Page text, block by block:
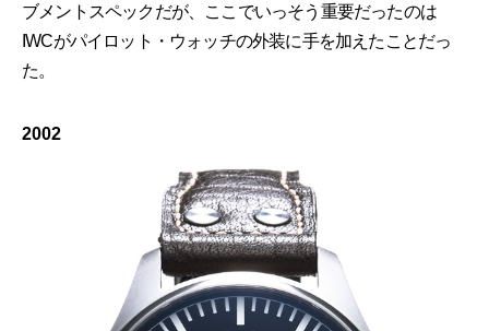
ブメントスペックだが、ここでいっそう重要だったのは
IWCがパイロット・ウォッチの外装に手を加えたことだっ
た。
2002